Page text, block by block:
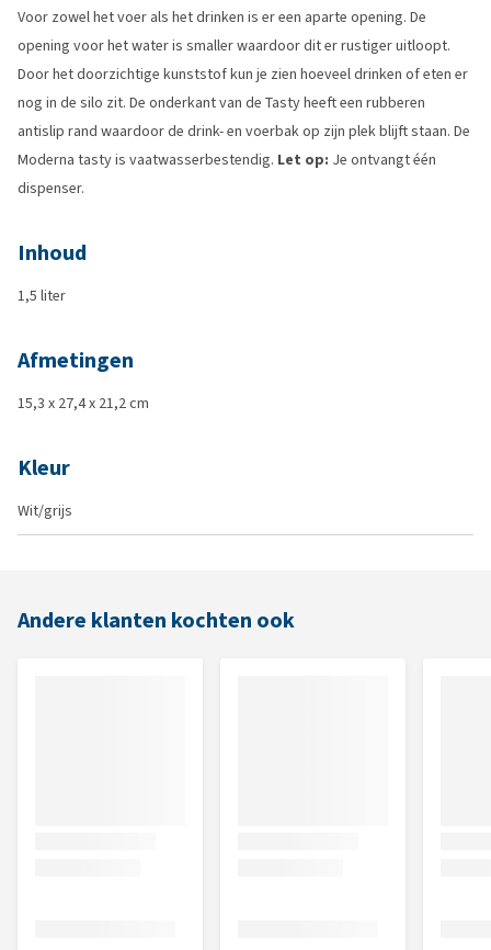
Voor zowel het voer als het drinken is er een aparte opening. De
opening voor het water is smaller waardoor dit er rustiger uitloopt.
Door het doorzichtige kunststof kun je zien hoeveel drinken of eten er
nog in de silo zit. De onderkant van de Tasty heeft een rubberen
antislip rand waardoor de drink- en voerbak op zijn plek blijft staan. De
Moderna tasty is vaatwasserbestendig. Let op: Je ontvangt één
dispenser.
Inhoud
1,5 liter
Afmetingen
15,3 x 27,4 x 21,2 cm
Kleur
Wit/grijs
Andere klanten kochten ook